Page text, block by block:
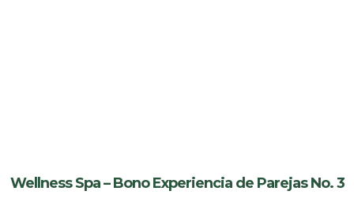
Wellness Spa – Bono Experiencia de Parejas No. 3